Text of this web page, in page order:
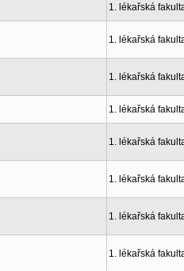
1. lékařská
1. lékařská
1. lékařská
1. lékařská
1. lékařská
1. lékařská
1. lékařská
1. lékařská